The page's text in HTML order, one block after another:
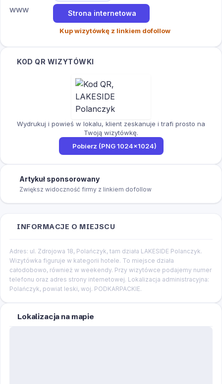
WWW
Strona internetowa
Kup wizytówkę z linkiem dofollow
KOD QR WIZYTÓWKI
Wydrukuj i powieś w lokalu, klient zeskanuje i trafi prosto na
Twoją wizytówkę.
Pobierz (PNG 1024×1024)
Artykuł sponsorowany
Zwiększ widoczność firmy z linkiem dofollow
INFORMACJE O MIEJSCU
Adres: ul. Zdrojowa 18, Polańczyk, tam działa LAKESIDE Polanczyk.
Wizytówka figuruje w kategorii hotele. To miejsce działa
całodobowo, również w weekendy. Przy wizytówce podajemy numer
telefonu oraz adres strony internetowej. Lokalizacja administracyjna:
Polańczyk, powiat leski, woj. PODKARPACKIE.
Lokalizacja na mapie